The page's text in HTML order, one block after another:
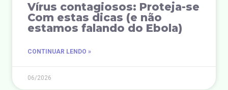
Vírus contagiosos: Proteja-se
Com estas dicas (e não
estamos falando do Ebola)
CONTINUAR LENDO »
06/2026